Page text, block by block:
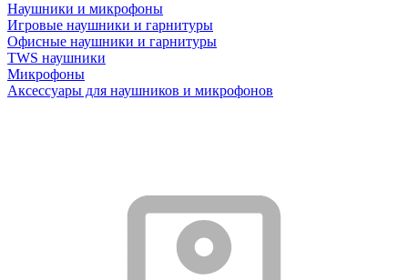
Наушники и микрофоны
Игровые наушники и гарнитуры
Офисные наушники и гарнитуры
TWS наушники
Микрофоны
Аксессуары для наушников и микрофонов